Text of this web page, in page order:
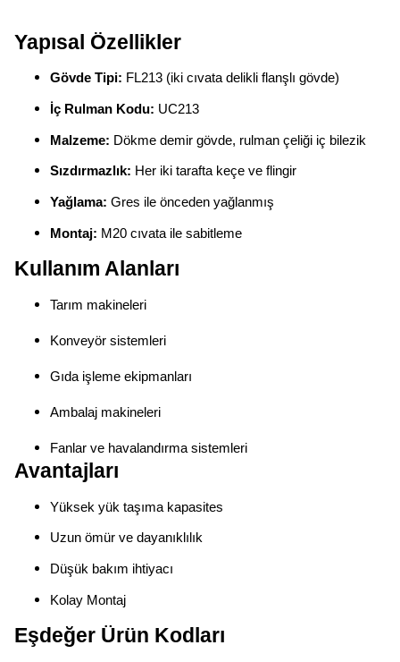
Yapısal Özellikler
Gövde Tipi: FL213 (iki cıvata delikli flanşlı gövde)
İç Rulman Kodu: UC213
Malzeme: Dökme demir gövde, rulman çeliği iç bilezik
Sızdırmazlık: Her iki tarafta keçe ve flingir
Yağlama: Gres ile önceden yağlanmış
Montaj: M20 cıvata ile sabitleme
Kullanım Alanları
Tarım makineleri
Konveyör sistemleri
Gıda işleme ekipmanları
Ambalaj makineleri
Fanlar ve havalandırma sistemleri
Avantajları
Yüksek yük taşıma kapasites
Uzun ömür ve dayanıklılık
Düşük bakım ihtiyacı
Kolay Montaj
Eşdeğer Ürün Kodları